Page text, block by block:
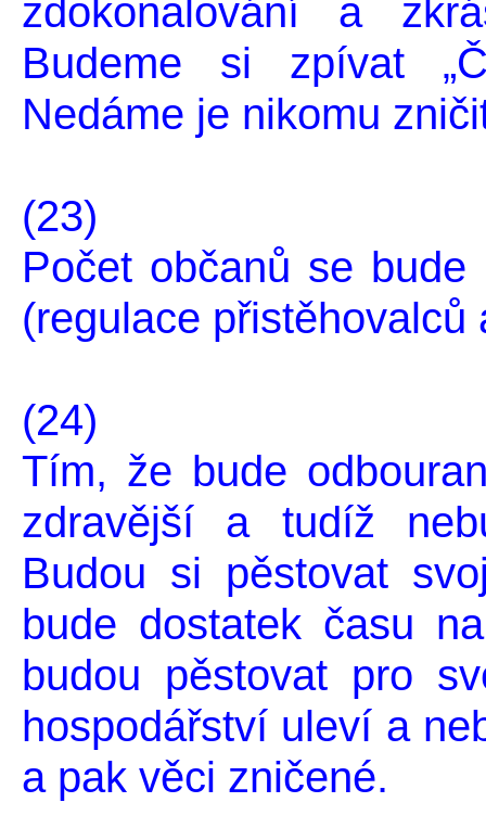
zdokonalování a
Budeme si zpívat
Nedáme je nikomu
(23)
Počet občanů se
(regulace přistěhovalců
(24)
Tím, že bude
zdravější a tudíž
Budou si pěstovat
bude dostatek času
budou pěstovat pro
hospodářství uleví a
a pak věci zničené.